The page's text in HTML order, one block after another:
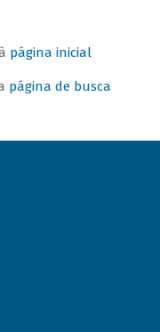
página inicial
página de busca